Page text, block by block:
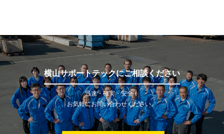
横山サポートテックにご相談ください
迅速・確実・安全！
お気軽にお問い合わせください。